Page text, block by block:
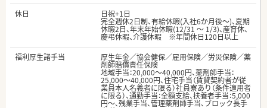
休日
日祝+1日
完全週休2日制、有給休暇(入社6か月後～)、夏期
休暇2日、年末年始休暇(12/31 ～ 1/3)、産育休、
慶弔休暇、介護休暇 ※年間休日120日以上
福利厚生諸手当
厚生年金／協会健保／雇用保険／労災保険／薬
剤師賠償責任保険
地域手当：20,000〜40,000円、薬剤師手当：
25,000〜40,000円、住宅手当（賃貸契約者が従
業員本人名義者に限る）社員寮あり（条件適用者
に限る）、通勤手当：全額支給、扶養者手当：5,000
円〜、残業手当、管理薬剤師手当、ブロック長手